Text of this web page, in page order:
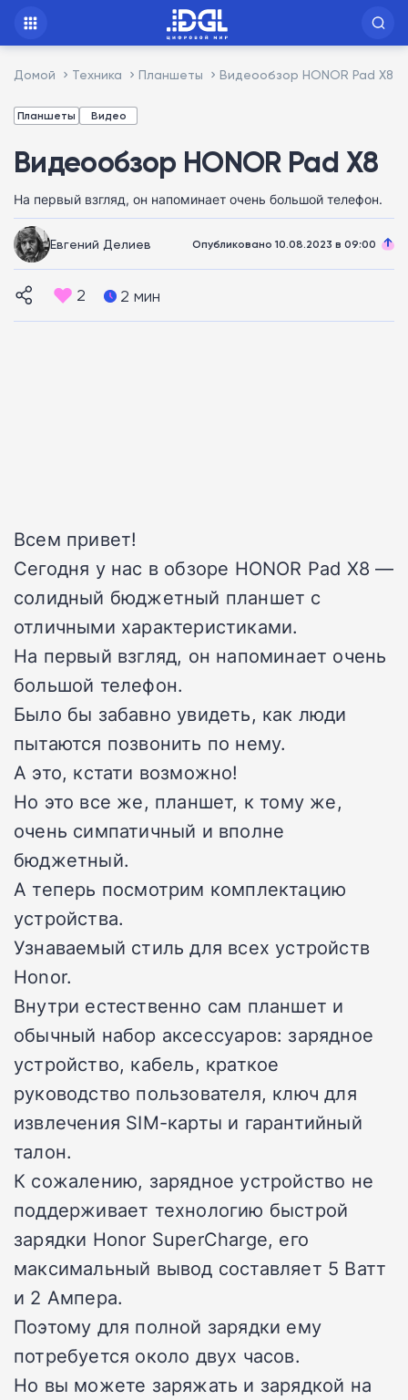
Домой Техника Планшеты Видеообзор HONOR Pad X8
Планшеты Видео
Видеообзор HONOR Pad X8
На первый взгляд, он напоминает очень большой телефон.
Евгений Делиев Опубликовано 10.08.2023 в 09:00
2 2 мин
Всем привет!
Сегодня у нас в обзоре HONOR Pad X8 —
солидный бюджетный планшет с
отличными характеристиками.
На первый взгляд, он напоминает очень
большой телефон.
Было бы забавно увидеть, как люди
пытаются позвонить по нему.
А это, кстати возможно!
Но это все же, планшет, к тому же,
очень симпатичный и вполне
бюджетный.
А теперь посмотрим комплектацию
устройства.
Узнаваемый стиль для всех устройств
Honor.
Внутри естественно сам планшет и
обычный набор аксессуаров: зарядное
устройство, кабель, краткое
руководство пользователя, ключ для
извлечения SIM-карты и гарантийный
талон.
К сожалению, зарядное устройство не
поддерживает технологию быстрой
зарядки Honor SuperCharge, его
максимальный вывод составляет 5 Ватт
и 2 Ампера.
Поэтому для полной зарядки ему
потребуется около двух часов.
Но вы можете заряжать и зарядкой на